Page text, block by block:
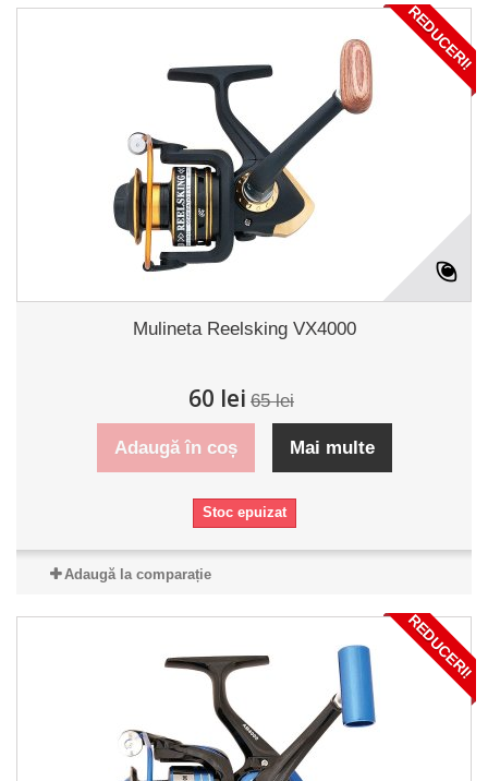
REDUCERI!
Mulineta Reelsking VX4000
60 lei 65 lei
Adaugă în coș Mai multe
Stoc epuizat
Adaugă la comparație
REDUCERI!